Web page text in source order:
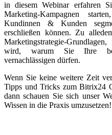
in diesem Webinar erfahren
Marketing-Kampagnen
Kundinnen & Kunden
erschließen können. Zu
Marketingstrategie-
wird, warum Sie Ihre
vernachlässigen dürfen.
Wenn Sie keine weitere Zeit
Tipps und Tricks zum Bitrix24
dann schauen Sie sich unser
Wissen in die Praxis umzusetzen!